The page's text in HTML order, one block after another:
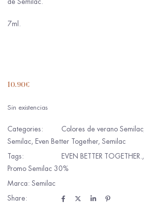
7ml.
10.90€
Sin existencias
Categories: Colores de verano Semilac
Semilac, Even Better Together, Semilac
Tags:
EVEN BETTER TOGETHER. ,
Promo Semilac 30%
Marca: Semilac
Share: